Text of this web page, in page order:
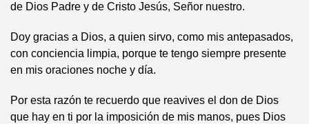
de Dios Padre y de Cristo Jesús, Señor nuestro.
Doy gracias a Dios, a quien sirvo, como mis antepasados,
con conciencia limpia, porque te tengo siempre presente
en mis oraciones noche y día.
Por esta razón te recuerdo que reavives el don de Dios
que hay en ti por la imposición de mis manos, pues Dios